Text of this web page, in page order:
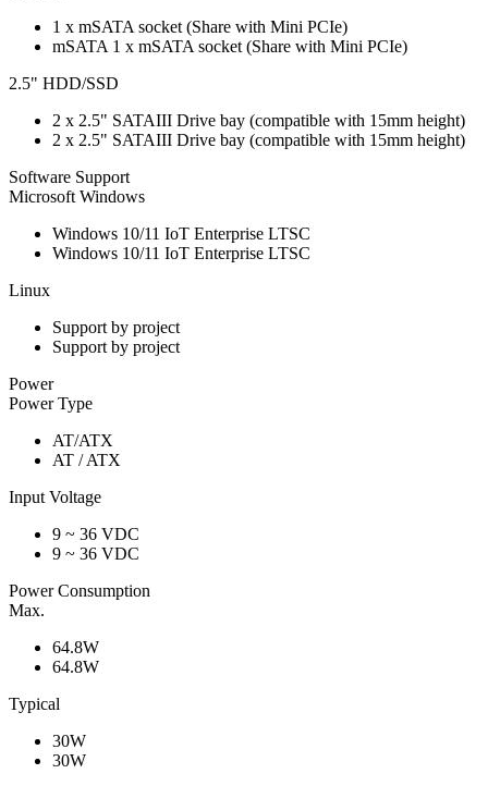
1 x mSATA socket (Share with Mini PCIe)
mSATA 1 x mSATA socket (Share with Mini PCIe)
2.5" HDD/SSD
2 x 2.5" SATAIII Drive bay (compatible with 15mm height)
2 x 2.5" SATAIII Drive bay (compatible with 15mm height)
Software Support
Microsoft Windows
Windows 10/11 IoT Enterprise LTSC
Windows 10/11 IoT Enterprise LTSC
Linux
Support by project
Support by project
Power
Power Type
AT/ATX
AT / ATX
Input Voltage
9 ~ 36 VDC
9 ~ 36 VDC
Power Consumption
Max.
64.8W
64.8W
Typical
30W
30W